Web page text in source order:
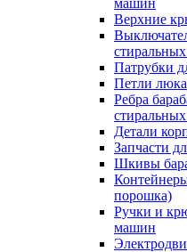
машин
Верхние
Патрубки
Петли
Ребра
Детали
Запчасти
Шкивы
порошка)
Ручки и
машин